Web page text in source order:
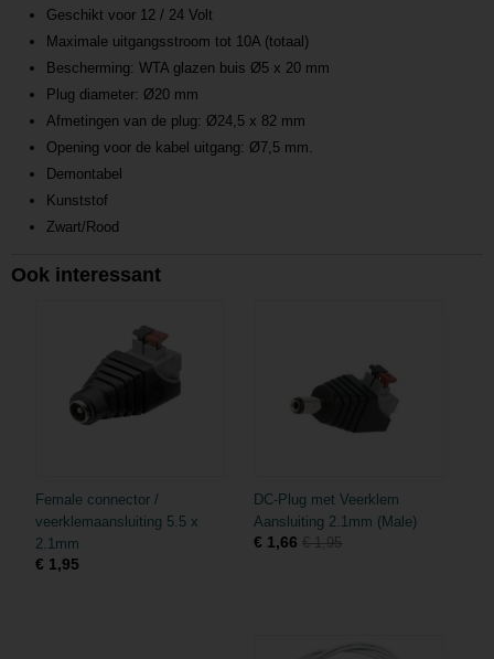
Geschikt voor 12 / 24 Volt
Maximale uitgangsstroom tot 10A (totaal)
Bescherming: WTA glazen buis Ø5 x 20 mm
Plug diameter: Ø20 mm
Afmetingen van de plug: Ø24,5 x 82 mm
Opening voor de kabel uitgang: Ø7,5 mm.
Demontabel
Kunststof
Zwart/Rood
Ook interessant
Female connector /
veerklemaansluiting 5.5 x
2.1mm
€ 1,95
DC-Plug met Veerklem
Aansluiting 2.1mm (Male)
€ 1,66 € 1,95